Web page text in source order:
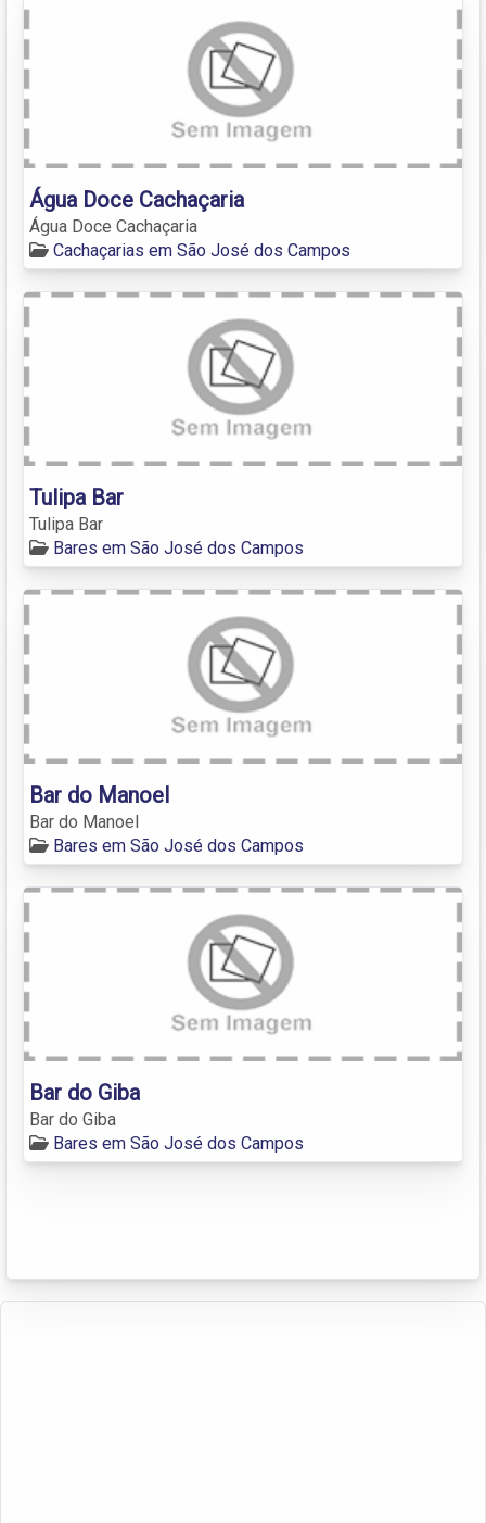
Água Doce Cachaçaria
Água Doce Cachaçaria
Cachaçarias em São José dos Campos
Tulipa Bar
Tulipa Bar
Bares em São José dos Campos
Bar do Manoel
Bar do Manoel
Bares em São José dos Campos
Bar do Giba
Bar do Giba
Bares em São José dos Campos